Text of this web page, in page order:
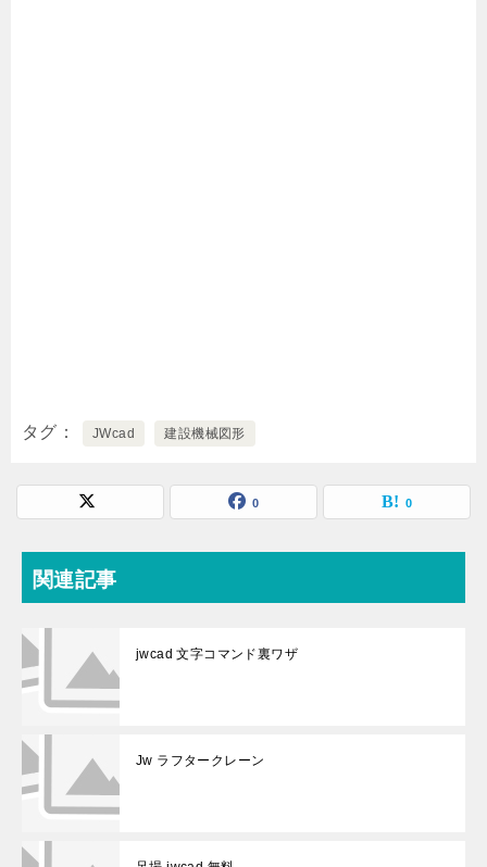
タグ JWcad 建設機械図形
0 0
関連記事
jwcad 文字コマンド裏ワザ
Jw ラフタークレーン